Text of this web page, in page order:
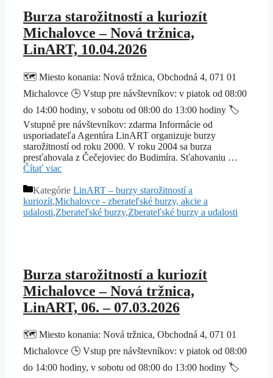
Burza starožitností a kuriozít
Michalovce – Nová tržnica,
LinART, 10.04.2026
🗺️ Miesto konania: Nová tržnica, Obchodná 4, 071 01
Michalovce 🕒 Vstup pre návštevníkov: v piatok od 08:00
do 14:00 hodiny, v sobotu od 08:00 do 13:00 hodiny 🏷️
Vstupné pre návštevníkov: zdarma Informácie od
usporiadateľa Agentúra LinART organizuje burzy
starožitností od roku 2000. V roku 2004 sa burza
presťahovala z Čečejoviec do Budimíra. Sťahovaniu …
Čítať viac
Kategórie LinART – burzy starožitností a
kuriozít,Michalovce - zberateľské burzy, akcie a
udalosti,Zberateľské burzy,Zberateľské burzy a udalosti
Burza starožitností a kuriozít
Michalovce – Nová tržnica,
LinART, 06. – 07.03.2026
🗺️ Miesto konania: Nová tržnica, Obchodná 4, 071 01
Michalovce 🕒 Vstup pre návštevníkov: v piatok od 08:00
do 14:00 hodiny, v sobotu od 08:00 do 13:00 hodiny 🏷️